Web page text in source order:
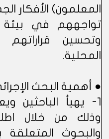
المعلمون) الأفكار
تواجههم في
وتحسين قراراتهم
المحلية.
● أهمية البحث
1- يهيأ الباحثين
وذلك من خلال
والبحوث المتعلقة